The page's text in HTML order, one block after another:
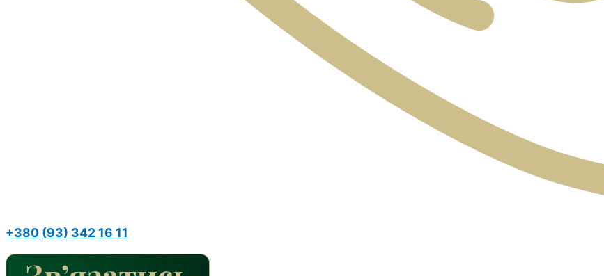
+380 (93) 342 16 11